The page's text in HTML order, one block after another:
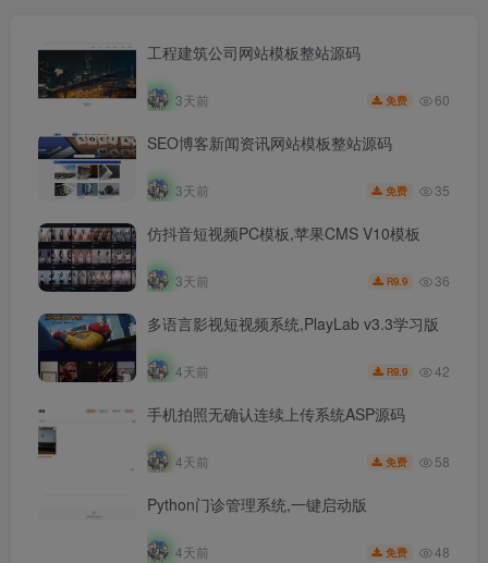
工程建筑公司网站模板整站源码
3天前 免费 60
SEO博客新闻资讯网站模板整站源码
3天前 免费 35
仿抖音短视频PC模板,苹果CMS V10模板
3天前 R9.9 36
多语言影视短视频系统,PlayLab v3.3学习版
4天前 R9.9 42
手机拍照无确认连续上传系统ASP源码
4天前 免费 58
Python门诊管理系统,一键启动版
4天前 免费 48